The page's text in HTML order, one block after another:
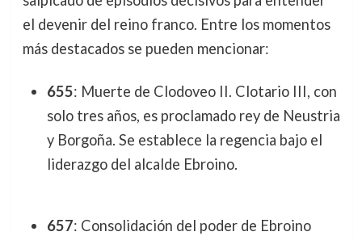
el devenir del reino franco. Entre los momentos
más destacados se pueden mencionar:
655: Muerte de Clodoveo II. Clotario III, con
solo tres años, es proclamado rey de Neustria
y Borgoña. Se establece la regencia bajo el
liderazgo del alcalde Ebroino.
657: Consolidación del poder de Ebroino